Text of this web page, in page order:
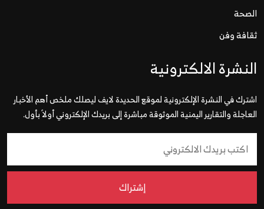
الصحة
ثقافة وفن
النشرة الالكترونية
اشترك في النشرة الإلكترونية لموقع الحديدة لايف ليصلك ملخص أهم الأخبار
العاجلة والتقارير اليمنية الموثوقة مباشرة إلى بريدك الإلكتروني أولاً بأول.
إشتراك